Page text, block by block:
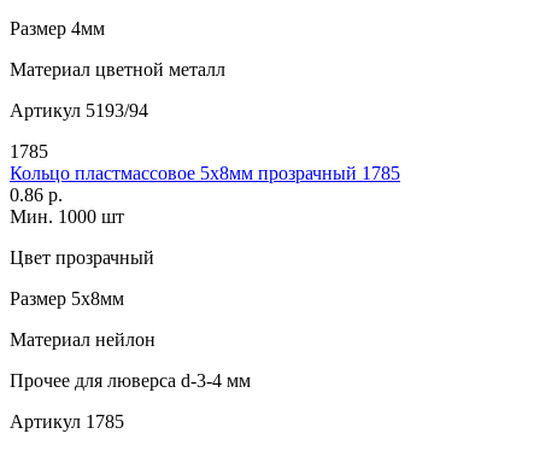
Размер 4мм
Материал цветной металл
Артикул 5193/94
1785
Кольцо пластмассовое 5х8мм прозрачный 1785
0.86 р.
Мин. 1000 шт
Цвет прозрачный
Размер 5х8мм
Материал нейлон
Прочее для люверса d-3-4 мм
Артикул 1785